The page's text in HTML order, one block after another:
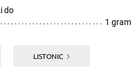
do
1 gram
LISTONIC